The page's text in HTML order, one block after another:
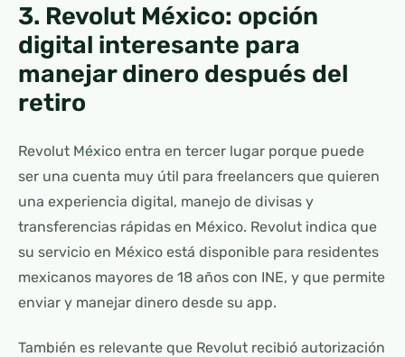
3. Revolut México: opción
digital interesante para
manejar dinero después del
retiro
Revolut México entra en tercer lugar porque puede
ser una cuenta muy útil para freelancers que quieren
una experiencia digital, manejo de divisas y
transferencias rápidas en México. Revolut indica que
su servicio en México está disponible para residentes
mexicanos mayores de 18 años con INE, y que permite
enviar y manejar dinero desde su app.
También es relevante que Revolut recibió autorización